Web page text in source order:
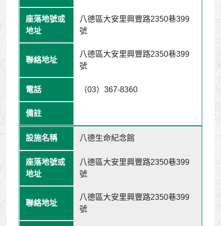
八德區大安里興豐路2350巷399
號
八德區大安里興豐路2350巷399
號
（03）367-8360
八德生命紀念館
八德區大安里興豐路2350巷399
號
八德區大安里興豐路2350巷399
號